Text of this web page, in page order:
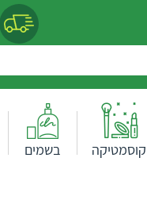
קוסמטיקה בשמים